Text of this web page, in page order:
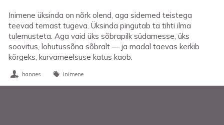
Inimene üksinda on nõrk olend, aga sidemed teistega
teevad temast tugeva. Üksinda pingutab ta tihti ilma
tulemusteta. Aga vaid üks sõbrapilk südamesse, üks
soovitus, lohutussõna sõbralt — ja madal taevas kerkib
kõrgeks, kurvameelsuse katus kaob.
hannes inimene